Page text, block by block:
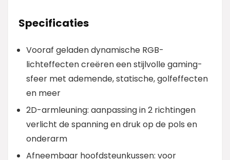
Specificaties
Vooraf geladen dynamische RGB-
lichteffecten creëren een stijlvolle gaming-
sfeer met ademende, statische, golfeffecten
en meer
2D-armleuning: aanpassing in 2 richtingen
verlicht de spanning en druk op de pols en
onderarm
Afneembaar hoofdsteunkussen: voor